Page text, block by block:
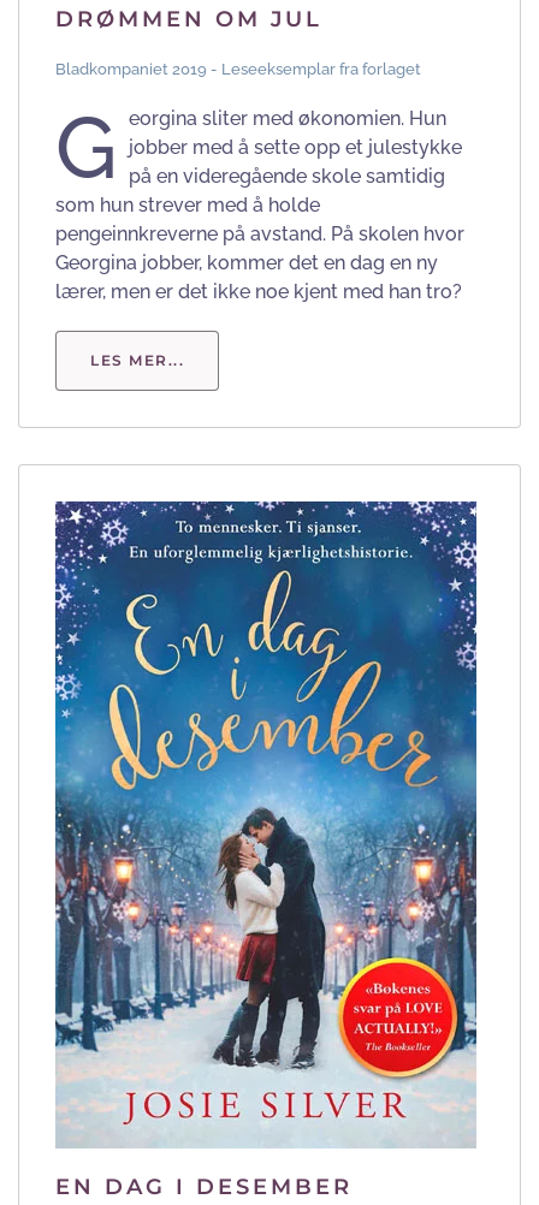
DRØMMEN OM JUL
Bladkompaniet 2019 - Leseeksemplar fra forlaget
G
eorgina sliter med økonomien. Hun
jobber med å sette opp et julestykke
på en videregående skole samtidig
som hun strever med å holde
pengeinnkreverne på avstand. På skolen hvor
Georgina jobber, kommer det en dag en ny
lærer, men er det ikke noe kjent med han tro?
LES MER...
EN DAG I DESEMBER